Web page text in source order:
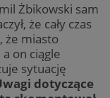
Żbikowski sam
że cały czas
że miasto
on ciągle
sytuację
dotyczące